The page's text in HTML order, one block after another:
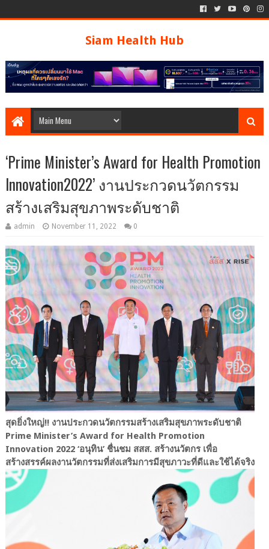
Siam Health Hub
‘Prime Minister’s Award for Health Promotion
Innovation2022’ งานประกวดนวัตกรรม
สร้างเสริมสุขภาพระดับชาติ
admin November 11, 2022 0
สุดยิ่งใหญ่!! งานประกวดนวัตกรรมสร้างเสริมสุขภาพระดับชาติ
Prime Minister’s Award for Health Promotion
Innovation 2022 ‘อนุทิน’ ชื่นชม สสส. สร้างนวัตกร เพื่อ
สร้างสรรค์ผลงานวัตกรรมที่ส่งเสริมการมีสุขภาวะที่ดีและใช้ได้จริง